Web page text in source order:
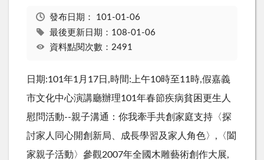
發布日期： 101-01-06
最後更新日期：108-01-06
資料點閱次數：2491
日期:101年1月17日,時間:上午10時至11時,假嘉義
市文化中心演講廳辦理101年春節疾病貧困更生人
慰問活動--親子溝通：你我牽手共創家庭支持〈探
討家人同心開創新局、成長學習及家人角色〉,〈闔
家親子活動〉參觀2007年全國木雕藝術創作大展,